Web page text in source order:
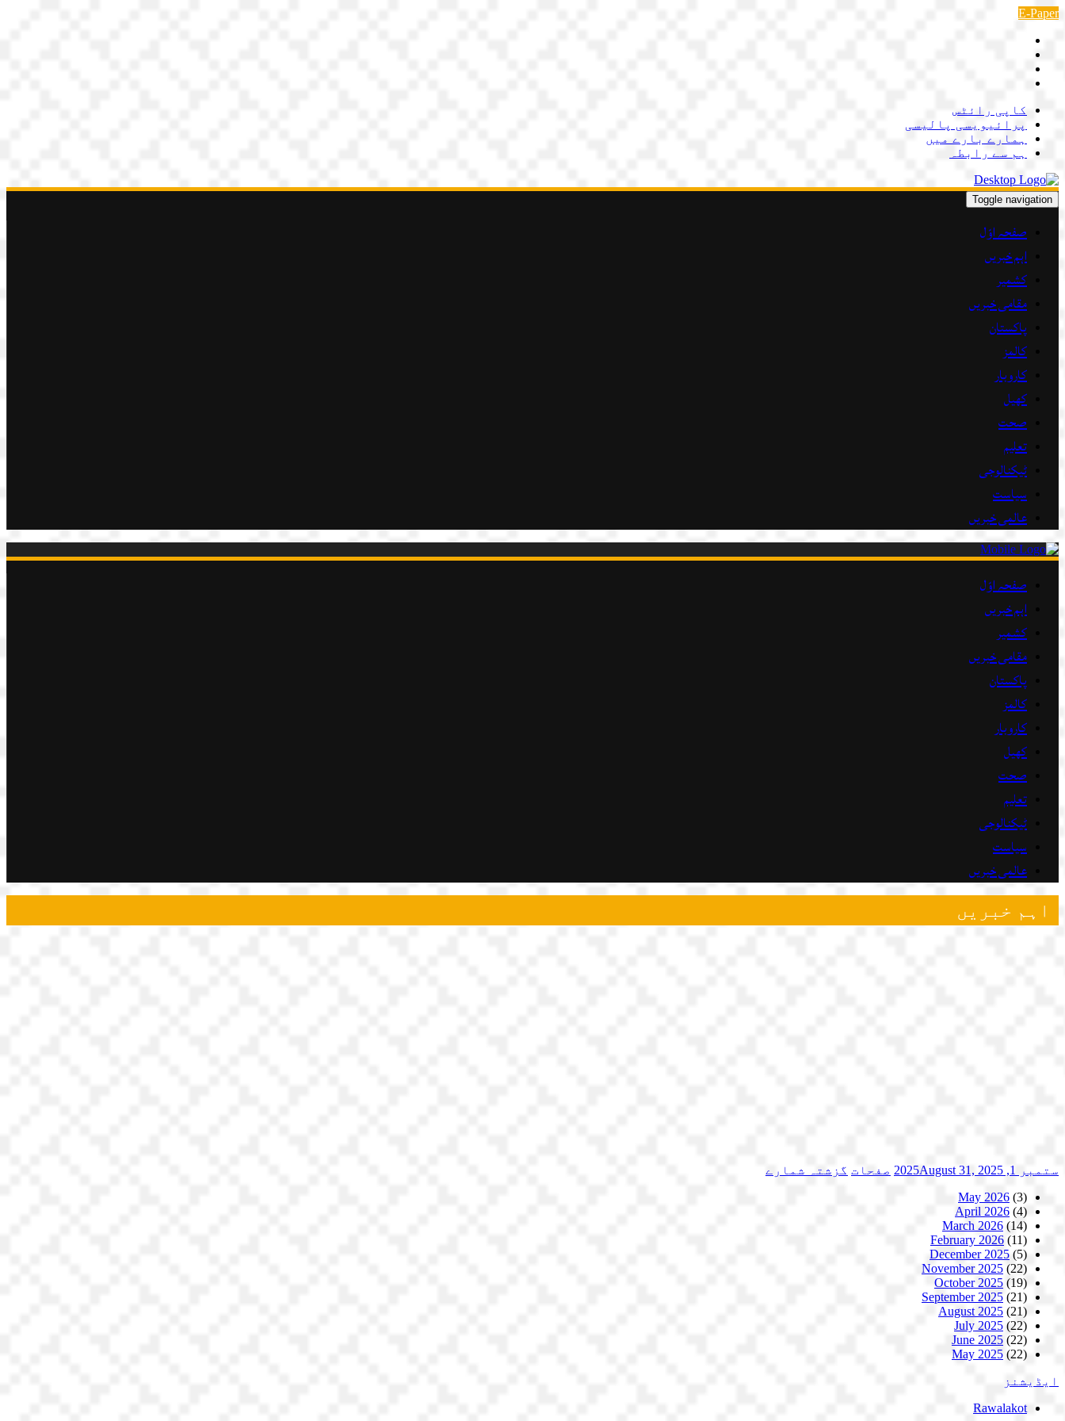
Skip
content
E-Paper
کاپی رائٹس
پرائیویسی پالیسی
ہمارے بارے میں
ہم سے رابطہ
Toggle navigation
صفحہ اوّل
اہم خبریں
کشمیر
مقامی خبریں
پاکستان
کالمز
کاروبار
کھیل
صحت
تعلیم
ٹیکنالوجی
سیاست
عالمی خبریں
صفحہ اوّل
اہم خبریں
کشمیر
مقامی خبریں
پاکستان
کالمز
کاروبار
کھیل
صحت
تعلیم
ٹیکنالوجی
سیاست
عالمی خبریں
اہم خبریں
ستمبر 1, 2025 August 31, 2025 صفحات گزشتہ شمارے
May 2026 (3)
April 2026 (4)
March 2026 (14)
February 2026 (11)
December 2025 (5)
November 2025 (22)
October 2025 (19)
September 2025 (21)
August 2025 (21)
July 2025 (22)
June 2025 (22)
May 2025 (22)
ایڈیشنز
Rawalakot